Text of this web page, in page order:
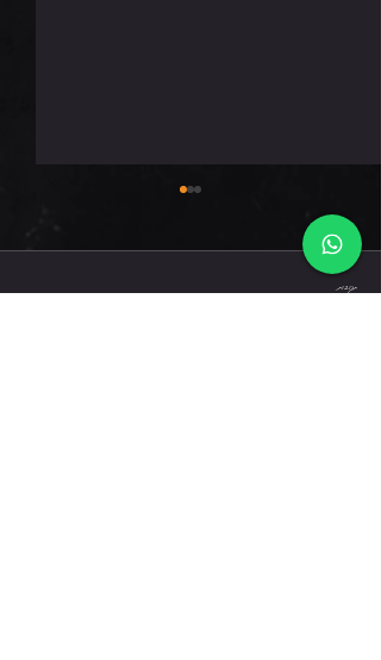
חמישי 6.8.26
תגובות